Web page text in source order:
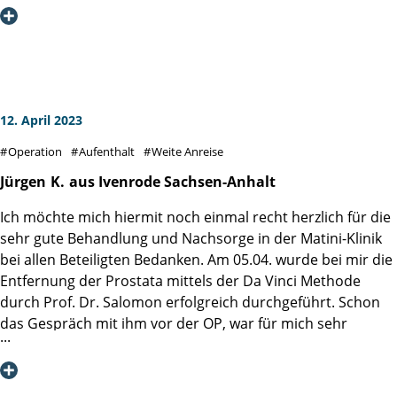
Ich wünsche allen weiterhin viel Gesundheit und Kraft für
ihre Arbeit und der gesamten Martiniklinik auch im neuen
Nun hoffe ich, dass die weitere Genesung genauso gut
im OP, als auch auf der Station für die super Arbeit und
auch in dieser Qualität fortgeführt wird.
12. April 2023
Operation Aufenthalt Weite Anreise
Jürgen K. aus Ivenrode Sachsen-Anhalt
Ich möchte mich hiermit noch einmal recht herzlich für die
sehr gute Behandlung und Nachsorge in der Matini-Klinik
bei allen Beteiligten Bedanken. Am 05.04. wurde bei mir die
Entfernung der Prostata mittels der Da Vinci Methode
durch Prof. Dr. Salomon erfolgreich durchgeführt. Schon
das Gespräch mit ihm vor der OP, war für mich sehr
beruhigend. Unmittelbar nach der OP, rief Prof. Dr.
Salomon bei meiner Frau an und erklärte ihr kurz den